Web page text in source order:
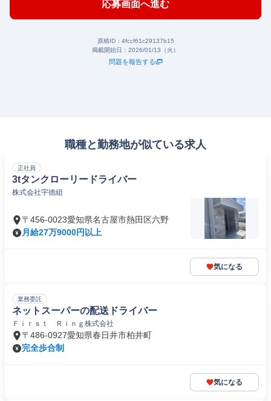
応募画面へ進む
原稿ID： 4fccf61c29137b15
掲載開始日： 2026/01/13（火）
問題を報告する
職種と勤務地が似ている求人
正社員
3tタンクローリードライバー
株式会社宇徳組
〒456-0023愛知県名古屋市熱田区六野
月給27万9000円以上
気になる
業務委託
ネットスーパーの配送ドライバー
Ｆｉｒｓｔ Ｒｉｎｇ株式会社
〒486-0927愛知県春日井市柏井町
完全歩合制
気になる